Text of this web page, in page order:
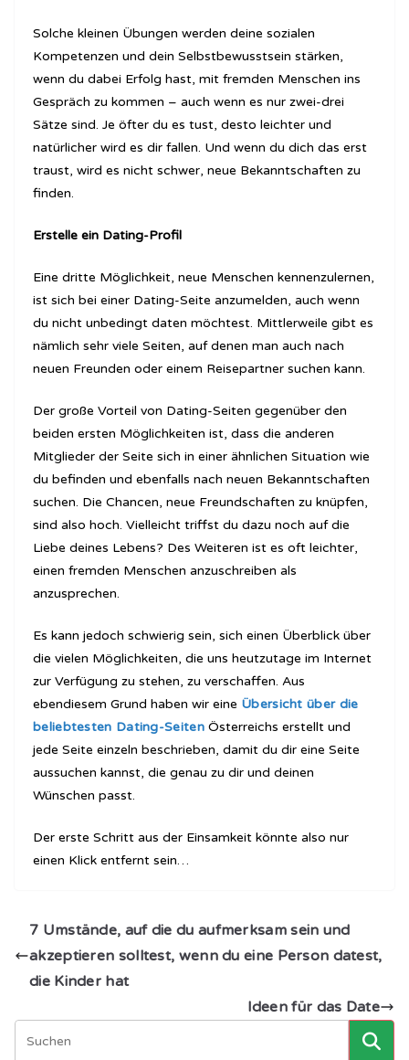
Solche kleinen Übungen werden deine sozialen
Kompetenzen und dein Selbstbewusstsein stärken,
wenn du dabei Erfolg hast, mit fremden Menschen ins
Gespräch zu kommen – auch wenn es nur zwei-drei
Sätze sind. Je öfter du es tust, desto leichter und
natürlicher wird es dir fallen. Und wenn du dich das erst
traust, wird es nicht schwer, neue Bekanntschaften zu
finden.
Erstelle ein Dating-Profil
Eine dritte Möglichkeit, neue Menschen kennenzulernen,
ist sich bei einer Dating-Seite anzumelden, auch wenn
du nicht unbedingt daten möchtest. Mittlerweile gibt es
nämlich sehr viele Seiten, auf denen man auch nach
neuen Freunden oder einem Reisepartner suchen kann.
Der große Vorteil von Dating-Seiten gegenüber den
beiden ersten Möglichkeiten ist, dass die anderen
Mitglieder der Seite sich in einer ähnlichen Situation wie
du befinden und ebenfalls nach neuen Bekanntschaften
suchen. Die Chancen, neue Freundschaften zu knüpfen,
sind also hoch. Vielleicht triffst du dazu noch auf die
Liebe deines Lebens? Des Weiteren ist es oft leichter,
einen fremden Menschen anzuschreiben als
anzusprechen.
Es kann jedoch schwierig sein, sich einen Überblick über
die vielen Möglichkeiten, die uns heutzutage im Internet
zur Verfügung zu stehen, zu verschaffen. Aus
ebendiesem Grund haben wir eine Übersicht über die
beliebtesten Dating-SeitenÖsterreichs erstellt und
jede Seite einzeln beschrieben, damit du dir eine Seite
aussuchen kannst, die genau zu dir und deinen
Wünschen passt.
Der erste Schritt aus der Einsamkeit könnte also nur
einen Klick entfernt sein…
7 Umstände, auf die du aufmerksam sein und
akzeptieren solltest, wenn du eine Person datest,
die Kinder hat
Ideen für das Date